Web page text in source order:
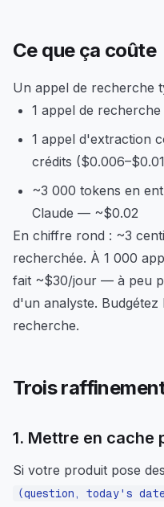
Ce que ça coûte
Un appel de recherche
1 appel de
1 appel d'extraction
crédits
~3 000 tokens en
Claude — ~$0.02
En chiffre rond : ~3
recherchée. À 1 000
fait ~$30/jour — à peu
d'un analyste. Budgétez
recherche.
Trois
1. Mettre en cache
Si votre produit pose
(question, today's